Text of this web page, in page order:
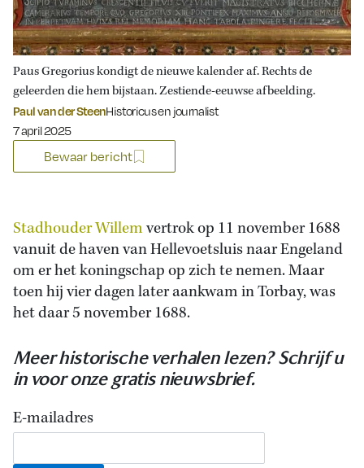
Paus Gregorius kondigt de nieuwe kalender af. Rechts de
geleerden die hem bijstaan. Zestiende-eeuwse afbeelding.
Paul van der SteenHistoricus en journalist
Gepubliceerd op:
7 april 2025
Bewaar bericht
Stadhouder Willemvertrok op 11 november 1688
vanuit de haven van Hellevoetsluis naar Engeland
om er het koningschap op zich te nemen. Maar
toen hij vier dagen later aankwam in Torbay, was
het daar 5 november 1688.
Meer historische verhalen lezen? Schrijf u
in voor onze gratis nieuwsbrief.
E-mailadres